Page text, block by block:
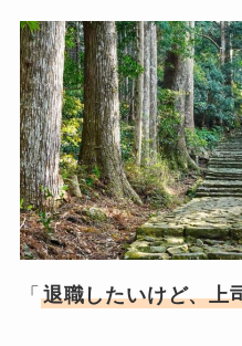
「 退職したいけど、